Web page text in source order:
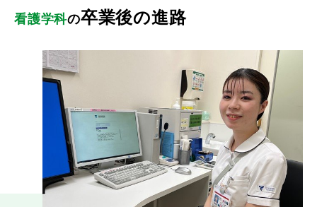
看護学科の卒業後の進路